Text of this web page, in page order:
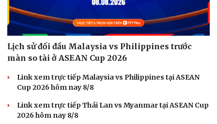
Sức khỏe
Dinh dưỡng - món ngon
Cây thuốc
Sản phụ khoa
Nhi khoa
Làm đẹp - giảm cân
Phòng mạch online
Ăn sạch sống khỏe
Đời sống
Tình yêu - Gia đình
Lịch sử đối đầu Malaysia vs Philippines trước
màn so tài ở ASEAN Cup 2026
Link xem trực tiếp Malaysia vs Philippines tại ASEAN
Cup 2026 hôm nay 8/8
Link xem trực tiếp Thái Lan vs Myanmar tại ASEAN Cup
2026 hôm nay 8/8